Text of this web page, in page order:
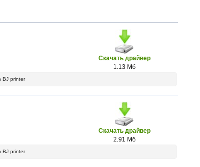
Скачать драйвер
1.13 Мб
BJ printer
Скачать драйвер
2.91 Мб
BJ printer